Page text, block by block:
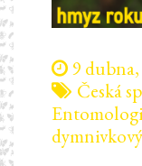
9
Česká
dymnivkový